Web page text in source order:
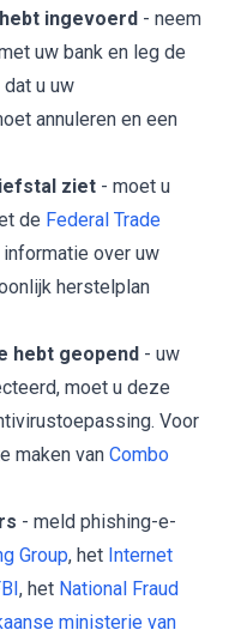
ingevoerd - neem
uw bank en leg de
u uw
annuleren en een
ziet - moet u
de Federal Trade
over uw
herstelplan
hebt geopend - uw
moet u deze
Voor
maken van Combo
- meld phishing-e-
Group, het Internet
, het National Fraud
ministerie van